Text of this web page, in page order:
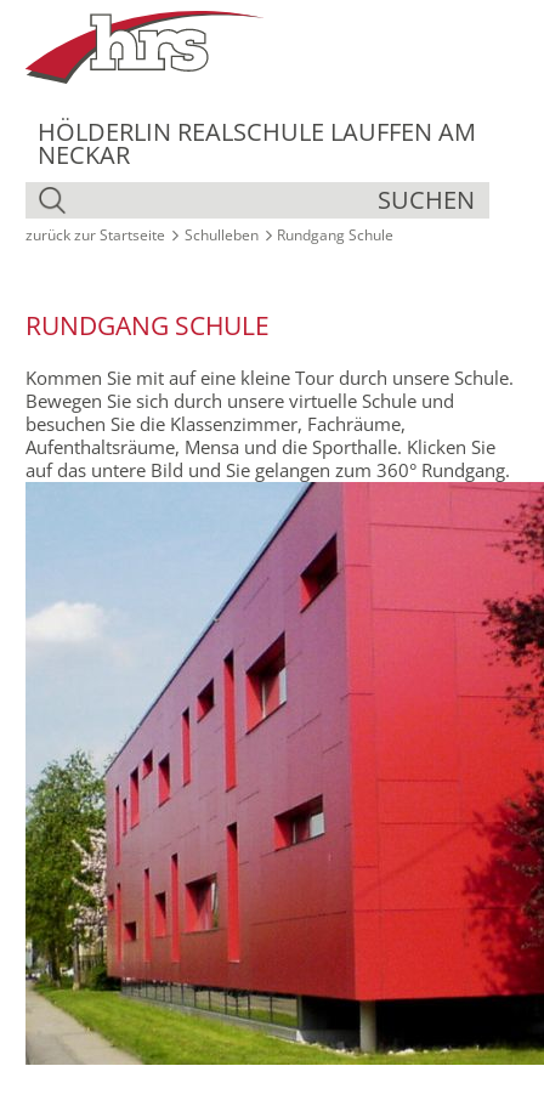
HÖLDERLIN REALSCHULE LAUFFEN AM
NECKAR
SUCHEN
zurück zur Startseite Schulleben Rundgang Schule
RUNDGANG SCHULE
Kommen Sie mit auf eine kleine Tour durch unsere Schule.
Bewegen Sie sich durch unsere virtuelle Schule und
besuchen Sie die Klassenzimmer, Fachräume,
Aufenthaltsräume, Mensa und die Sporthalle. Klicken Sie
auf das untere Bild und Sie gelangen zum 360° Rundgang.